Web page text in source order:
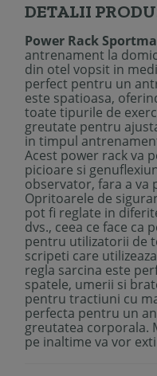
DETALII
Power Rack
antrenament la
din otel vopsit in
perfect pentru un
este spatioasa,
toate tipurile de
greutate pentru
in timpul
Acest power rack va
picioare si
observator, fara a va
Opritoarele de
pot fi reglate in
dvs., ceea ce face ca
pentru utilizatorii de
scripeti care
regla sarcina este
spatele, umerii si
pentru tractiuni cu
perfecta pentru un
greutatea corporala.
pe inaltime va vor